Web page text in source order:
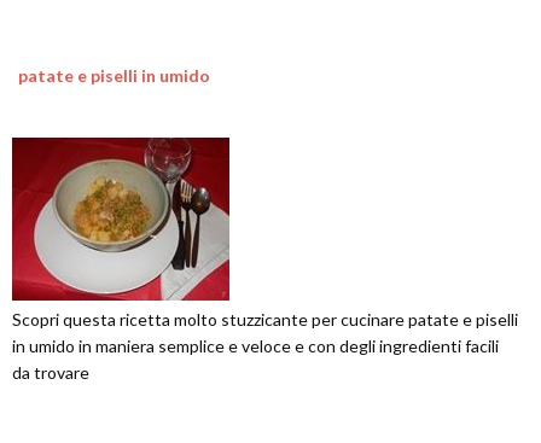
patate e piselli in umido
Scopri questa ricetta molto stuzzicante per cucinare patate e piselli
in umido in maniera semplice e veloce e con degli ingredienti facili
da trovare